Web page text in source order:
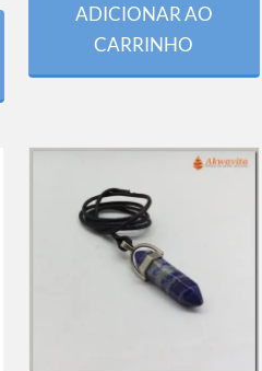
ADICIONAR AO
CARRINHO